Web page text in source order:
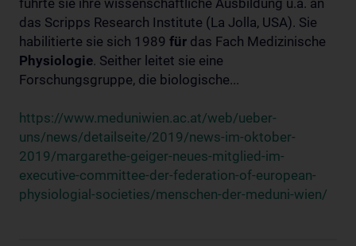
führte sie ihre wissenschaftliche Ausbildung u.a. an
das Scripps Research Institute (La Jolla, USA). Sie
habilitierte sie sich 1989 für das Fach Medizinische
Physiologie. Seither leitet sie eine
Forschungsgruppe, die biologische...
https://www.meduniwien.ac.at/web/ueber-
uns/news/detailseite/2019/news-im-oktober-
2019/margarethe-geiger-neues-mitglied-im-
executive-committee-der-federation-of-european-
physiologial-societies/menschen-der-meduni-wien/